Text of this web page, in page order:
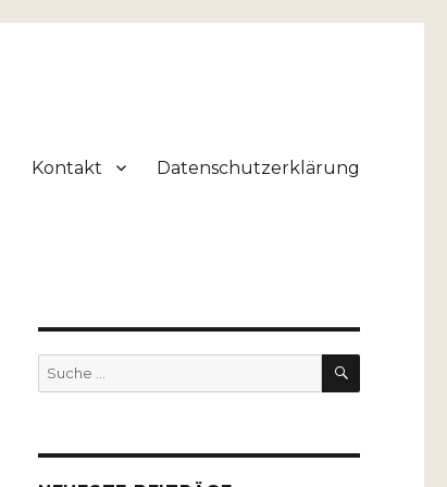
Kontakt Datenschutzerklärung
Suche
nach:
SUCHEN